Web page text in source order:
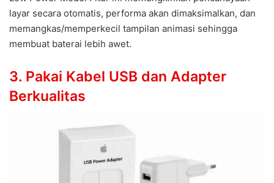
layar secara otomatis, performa akan dimaksimalkan, dan
memangkas/memperkecil tampilan animasi sehingga
membuat baterai lebih awet.
3. Pakai Kabel USB dan Adapter
Berkualitas